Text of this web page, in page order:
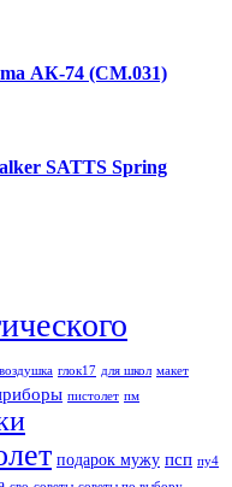
АК-74 (CM.031)
SATTS Spring
воздушка глок17 для школ макет
пистолет пм
подарок мужу псп пу4